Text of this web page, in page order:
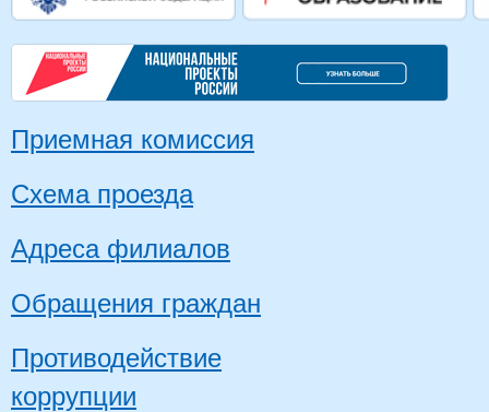
Приемная комиссия
Схема проезда
Адреса филиалов
Обращения граждан
Противодействие
коррупции